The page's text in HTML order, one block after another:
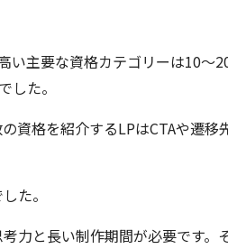
い主要な資格カテゴリーは10〜
した。
資格を紹介するLPはCTAや遷移
た。
力と長い制作期間が必要です。